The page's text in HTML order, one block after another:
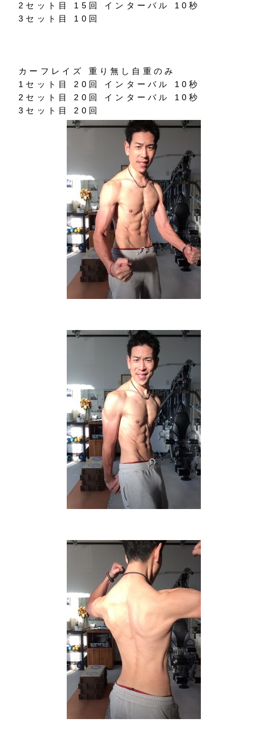
2セット目 15回 インターバル 10秒
3セット目 10回
カーフレイズ 重り無し自重のみ
1セット目 20回 インターバル 10秒
2セット目 20回 インターバル 10秒
3セット目 20回